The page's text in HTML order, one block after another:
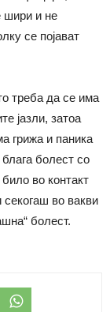
шири и не
се појават
треба да се има
јазли, затоа
грижа и паника
болест со
во контакт
во вакви
болест.